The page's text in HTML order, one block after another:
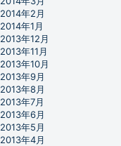
2014年2月
2014年1月
2013年12月
2013年11月
2013年10月
2013年9月
2013年8月
2013年7月
2013年6月
2013年5月
2013年4月